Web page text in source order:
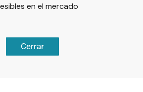
Derechos Reservados. | Desarrollado
porLuis Olivárez
en el mercado
Cerrar